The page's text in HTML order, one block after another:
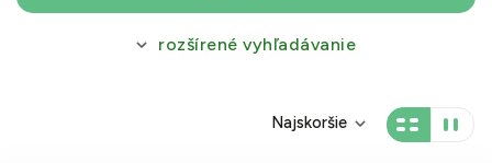
rozšírené vyhľadávanie
Najskoršie